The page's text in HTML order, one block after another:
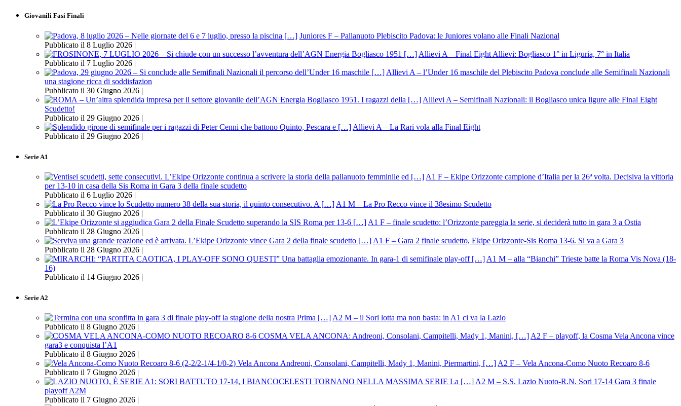
Giovanili Fasi Finali
Juniores F – Pallanuoto Plebiscito Padova: le Juniores volano alle Finali Nazional
Pubblicato il 8 Luglio 2026 |
Allievi A – Final Eight Allievi: Bogliasco 1° in Liguria, 7° in Italia
Pubblicato il 7 Luglio 2026 |
Allievi A – l’Under 16 maschile del Plebiscito Padova conclude alle Semifinali Nazionali
una stagione ricca di soddisfazion
Pubblicato il 30 Giugno 2026 |
Allievi A – Semifinali Nazionali: il Bogliasco unica ligure alle Final Eight
Scudetto!
Pubblicato il 29 Giugno 2026 |
Allievi A – La Rari vola alla Final Eight
Pubblicato il 29 Giugno 2026 |
Serie A1
A1 F – Ekipe Orizzonte campione d’Italia per la 26ª volta. Decisiva la vittoria
per 13-10 in casa della Sis Roma in Gara 3 della finale scudetto
Pubblicato il 6 Luglio 2026 |
A1 M – La Pro Recco vince il 38esimo Scudetto
Pubblicato il 30 Giugno 2026 |
A1 F – finale scudetto: l’Orizzonte pareggia la serie, si deciderà tutto in gara 3 a Ostia
Pubblicato il 28 Giugno 2026 |
A1 F – Gara 2 finale scudetto, Ekipe Orizzonte-Sis Roma 13-6. Si va a Gara 3
Pubblicato il 28 Giugno 2026 |
A1 M – alla “Bianchi” Trieste batte la Roma Vis Nova (18-
16)
Pubblicato il 14 Giugno 2026 |
Serie A2
A2 M – il Sori lotta ma non basta: in A1 ci va la Lazio
Pubblicato il 8 Giugno 2026 |
A2 F – playoff, la Cosma Vela Ancona vince
gara3 e conquista l’A1
Pubblicato il 8 Giugno 2026 |
A2 F – Vela Ancona-Como Nuoto Recoaro 8-6
Pubblicato il 7 Giugno 2026 |
A2 M – S.S. Lazio Nuoto-R.N. Sori 17-14 Gara 3 finale
playoff A2M
Pubblicato il 7 Giugno 2026 |